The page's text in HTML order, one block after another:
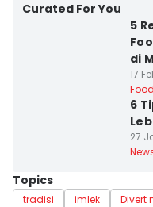
Curated For You
5
di
17
Food
6
27
Topics
tradisi imlek Divert